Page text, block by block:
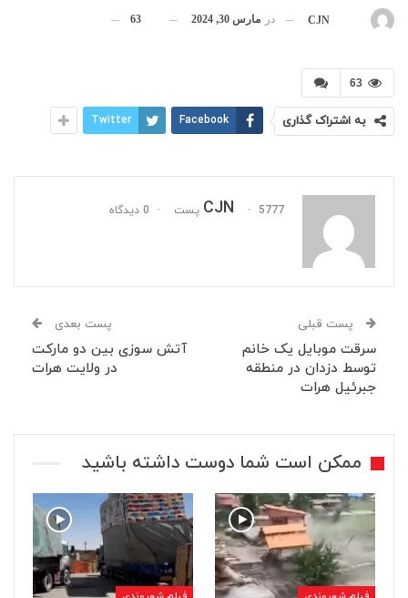
CJN در مارس 30, 2024 63
63
به اشتراک گذاری Facebook
Twitter
CJN 5777 پست 0 دیدگاه
پست قبلی
سرقت موبایل یک خانم
توسط دزدان در منطقه
جبرئیل هرات
پست بعدی
آتش سوزی بین دو مارکت
در ولایت هرات
ممکن است شما دوست داشته باشید